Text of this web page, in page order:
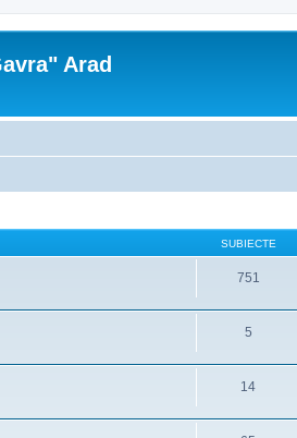
Arad
SUBIECTE
751
5
14